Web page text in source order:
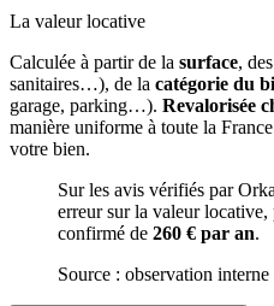
La valeur locative
Calculée à partir de la surface, des
sanitaires…), de la catégorie du
garage, parking…). Revalorisée
manière uniforme à toute la
votre bien.
Sur les avis vérifiés par
erreur sur la valeur
confirmé de 260 € par an.
Source : observation